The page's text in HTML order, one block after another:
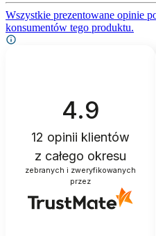
Wszystkie prezentowane opinie
konsumentów tego produktu.
4.9
12 opinii klientów
z całego okresu
zebranych i zweryfikowanych
przez